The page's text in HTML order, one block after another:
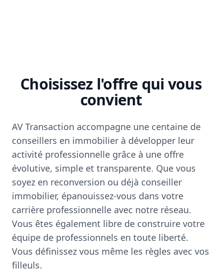
Choisissez l'offre qui vous
convient
AV Transaction accompagne une centaine de
conseillers en immobilier à développer leur
activité professionnelle grâce à une offre
évolutive, simple et transparente. Que vous
soyez en reconversion ou déjà conseiller
immobilier, épanouissez-vous dans votre
carrière professionnelle avec notre réseau.
Vous êtes également libre de construire votre
équipe de professionnels en toute liberté.
Vous définissez vous même les règles avec vos
filleuls.